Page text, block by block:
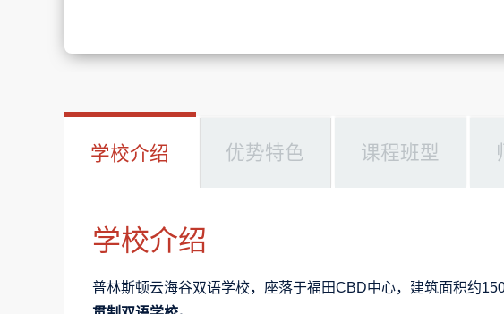
学校介绍 优势特色 课程班型
学校介绍
普林斯顿云海谷双语学校，座落于福田CBD中心，建筑面积约